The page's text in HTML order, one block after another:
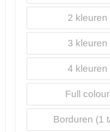
2
3
4
Borduren
Full colour